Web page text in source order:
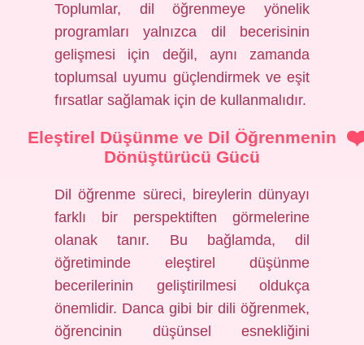
Toplumlar, dil öğrenmeye yönelik
programları yalnızca dil becerisinin
gelişmesi için değil, aynı zamanda
toplumsal uyumu güçlendirmek ve eşit
fırsatlar sağlamak için de kullanmalıdır.
Eleştirel Düşünme ve Dil Öğrenmenin
Dönüştürücü Gücü
Dil öğrenme süreci, bireylerin dünyayı
farklı bir perspektiften görmelerine
olanak tanır. Bu bağlamda, dil
öğretiminde eleştirel düşünme
becerilerinin geliştirilmesi oldukça
önemlidir. Danca gibi bir dili öğrenmek,
öğrencinin düşünsel esnekliğini